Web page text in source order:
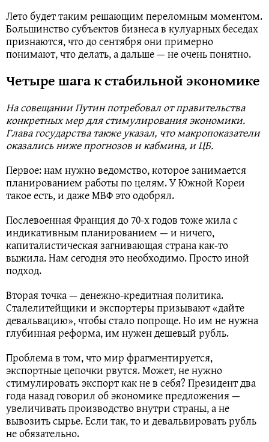
Лето будет таким решающим переломным моментом.
Большинство субъектов бизнеса в кулуарных беседах
признаются, что до сентября они примерно
понимают, что делать, а дальше — не очень понятно.
Четыре шага к стабильной экономике
На совещании Путин потребовал от правительства
конкретных мер для стимулирования экономики.
Глава государства также указал, что макропоказатели
оказались ниже прогнозов и кабмина, и ЦБ.
Первое: нам нужно ведомство, которое занимается
планированием работы по целям. У Южной Кореи
такое есть, и даже МВФ это одобрял.
Послевоенная Франция до 70-х годов тоже жила с
индикативным планированием — и ничего,
капиталистическая загнивающая страна как-то
выжила. Нам сегодня это необходимо. Просто иной
подход.
Вторая точка — денежно-кредитная политика.
Сталелитейщики и экспортеры призывают «дайте
девальвацию», чтобы стало попроще. Но им не нужна
глубинная реформа, им нужен дешевый рубль.
Проблема в том, что мир фрагментируется,
экспортные цепочки рвутся. Может, не нужно
стимулировать экспорт как не в себя? Президент два
года назад говорил об экономике предложения —
увеличивать производство внутри страны, а не
вывозить сырье. Если так, то и девальвировать рубль
не обязательно.